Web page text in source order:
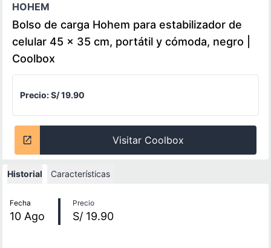
HOHEM
Bolso de carga Hohem para estabilizador de
celular 45 x 35 cm, portátil y cómoda, negro |
Coolbox
Precio:S/ 19.90
Visitar Coolbox
Historial Características
Fecha
10 Ago
Precio
S/ 19.90